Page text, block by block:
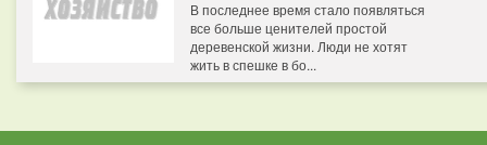
В последнее время стало появляться
все больше ценителей простой
деревенской жизни. Люди не хотят
жить в спешке в бо...